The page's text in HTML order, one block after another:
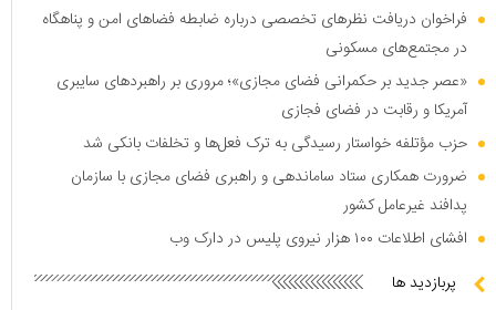
فراخوان دریافت نظر‌های تخصصی درباره ضابطه فضا‌های امن و پناهگاه
در مجتمع‌های مسکونی
«عصر جدید بر حکمرانی فضای مجازی»؛ مروری بر راهبرد‌های سایبری
آمریکا و رقابت در فضای فجازی
حزب مؤتلفه خواستار رسیدگی به ترک فعل‌ها و تخلفات بانکی شد
ضرورت همکاری ستاد ساماندهی و راهبری فضای مجازی با سازمان
پدافند غیرعامل کشور
افشای اطلاعات ۱۰۰ هزار نیروی پلیس در دارک وب
پربازدید ها